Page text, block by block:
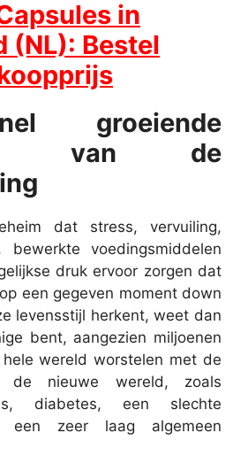
in
(NL): Bestel
groeiende
van de
dat stress, vervuiling,
bewerkte voedingsmiddelen
druk ervoor zorgen dat
een gegeven moment down
levensstijl herkent, weet dan
bent, aangezien miljoenen
wereld worstelen met de
de nieuwe wereld, zoals
diabetes, een slechte
een zeer laag algemeen